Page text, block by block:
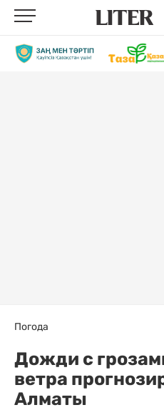
Погода
Дожди с
ветра
Алматы